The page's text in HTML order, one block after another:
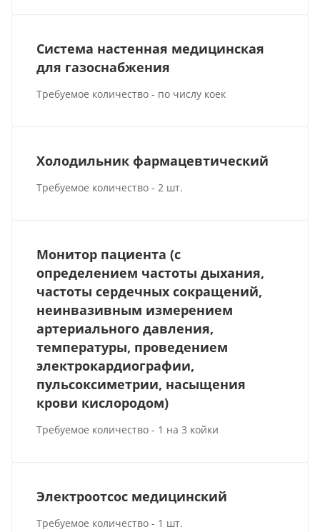
Система настенная медицинская
для газоснабжения
Требуемое количество - по числу коек
Холодильник фармацевтический
Требуемое количество - 2 шт.
Монитор пациента (с
определением частоты дыхания,
частоты сердечных сокращений,
неинвазивным измерением
артериального давления,
температуры, проведением
электрокардиографии,
пульсоксиметрии, насыщения
крови кислородом)
Требуемое количество - 1 на 3 койки
Электроотсос медицинский
Требуемое количество - 1 шт.